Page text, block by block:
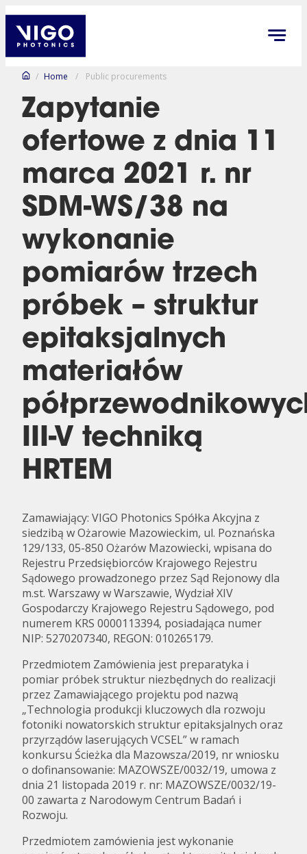
/ Home / Public procurements
Zapytanie
ofertowe z dnia 11
marca 2021 r. nr
SDM-WS/38 na
wykonanie
pomiarów trzech
próbek – struktur
epitaksjalnych
materiałów
III-V techniką
HRTEM
Zamawiający: VIGO Photonics Spółka Akcyjna z
siedzibą w Ożarowie Mazowieckim, ul. Poznańska
129/133, 05-850 Ożarów Mazowiecki, wpisana do
Rejestru Przedsiębiorców Krajowego Rejestru
Sądowego prowadzonego przez Sąd Rejonowy dla
m.st. Warszawy w Warszawie, Wydział XIV
Gospodarczy Krajowego Rejestru Sądowego, pod
numerem KRS 0000113394, posiadająca numer
NIP: 5270207340, REGON: 010265179.
Przedmiotem Zamówienia jest preparatyka i
pomiar próbek struktur niezbędnych do realizacji
przez Zamawiającego projektu pod nazwą
„Technologia produkcji kluczowych dla rozwoju
fotoniki nowatorskich struktur epitaksjalnych oraz
przyrządów laserujących VCSEL” w ramach
konkursu Ścieżka dla Mazowsza/2019, nr wniosku
o dofinansowanie: MAZOWSZE/0032/19, umowa z
dnia 21 listopada 2019 r. nr: MAZOWSZE/0032/19-
00 zawarta z Narodowym Centrum Badań i
Rozwoju.
Przedmiotem zamówienia jest wykonanie